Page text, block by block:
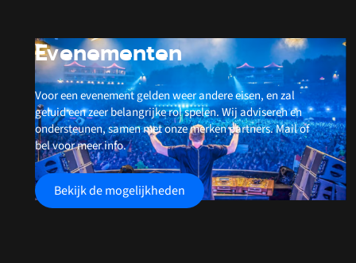
Evenementen
Voor een evenement gelden weer andere eisen, en zal
geluid een zeer belangrijke rol spelen. Wij adviseren en
ondersteunen, samen met onze merken partners. Mail of
bel voor meer info.
Bekijk de mogelijkheden